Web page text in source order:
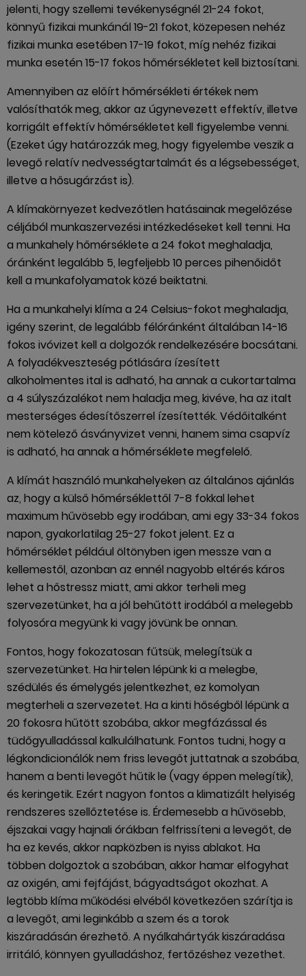
jelenti, hogy szellemi tevékenységnél 21-24 fokot,
könnyű fizikai munkánál 19-21 fokot, közepesen nehéz
fizikai munka esetében 17-19 fokot, míg nehéz fizikai
munka esetén 15-17 fokos hőmérsékletet kell biztosítani.
Amennyiben az előírt hőmérsékleti értékek nem
valósíthatók meg, akkor az úgynevezett effektív, illetve
korrigált effektív hőmérsékletet kell figyelembe venni.
(Ezeket úgy határozzák meg, hogy figyelembe veszik a
levegő relatív nedvességtartalmát és a légsebességet,
illetve a hősugárzást is).
A klímakörnyezet kedvezőtlen hatásainak megelőzése
céljából munkaszervezési intézkedéseket kell tenni. Ha
a munkahely hőmérséklete a 24 fokot meghaladja,
óránként legalább 5, legfeljebb 10 perces pihenőidőt
kell a munkafolyamatok közé beiktatni.
Ha a munkahelyi klíma a 24 Celsius-fokot meghaladja,
igény szerint, de legalább félóránként általában 14-16
fokos ivóvizet kell a dolgozók rendelkezésére bocsátani.
A folyadékveszteség pótlására ízesített
alkoholmentes ital is adható, ha annak a cukortartalma
a 4 súlyszázalékot nem haladja meg, kivéve, ha az italt
mesterséges édesítőszerrel ízesítették. Védőitalként
nem kötelező ásványvizet venni, hanem sima csapvíz
is adható, ha annak a hőmérséklete megfelelő.
A klímát használó munkahelyeken az általános ajánlás
az, hogy a külső hőmérséklettől 7-8 fokkal lehet
maximum hűvösebb egy irodában, ami egy 33-34 fokos
napon, gyakorlatilag 25-27 fokot jelent. Ez a
hőmérséklet például öltönyben igen messze van a
kellemestől, azonban az ennél nagyobb eltérés káros
lehet a hőstressz miatt, ami akkor terheli meg
szervezetünket, ha a jól behűtött irodából a melegebb
folyosóra megyünk ki vagy jövünk be onnan.
Fontos, hogy fokozatosan fűtsük, melegítsük a
szervezetünket. Ha hirtelen lépünk ki a melegbe,
szédülés és émelygés jelentkezhet, ez komolyan
megterheli a szervezetet. Ha a kinti hőségből lépünk a
20 fokosra hűtött szobába, akkor megfázással és
tüdőgyulladással kalkulálhatunk. Fontos tudni, hogy a
légkondicionálók nem friss levegőt juttatnak a szobába,
hanem a benti levegőt hűtik le (vagy éppen melegítik),
és keringetik. Ezért nagyon fontos a klimatizált helyiség
rendszeres szellőztetése is. Érdemesebb a hűvösebb,
éjszakai vagy hajnali órákban felfrissíteni a levegőt, de
ha ez kevés, akkor napközben is nyiss ablakot. Ha
többen dolgoztok a szobában, akkor hamar elfogyhat
az oxigén, ami fejfájást, bágyadtságot okozhat. A
legtöbb klíma működési elvéből következően szárítja is
a levegőt, ami leginkább a szem és a torok
kiszáradásán érezhető. A nyálkahártyák kiszáradása
irritáló, könnyen gyulladáshoz, fertőzéshez vezethet.